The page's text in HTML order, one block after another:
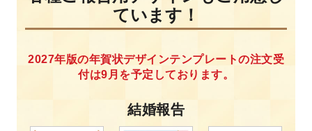
ています！
2027年版の年賀状デザインテンプレートの注文受
付は9月を予定しております。
結婚報告